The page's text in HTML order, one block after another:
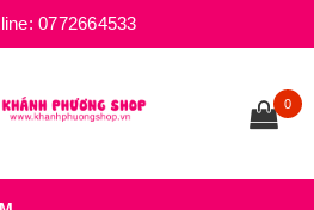
0772664533
0